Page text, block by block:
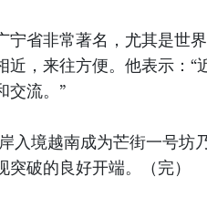
省非常著名，尤其是世
近，来往方便。他表示：“
交流。”
入境越南成为芒街一号坊
破的良好开端。（完）